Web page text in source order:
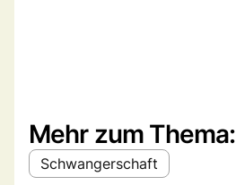
Mehr zum Thema:
Schwangerschaft